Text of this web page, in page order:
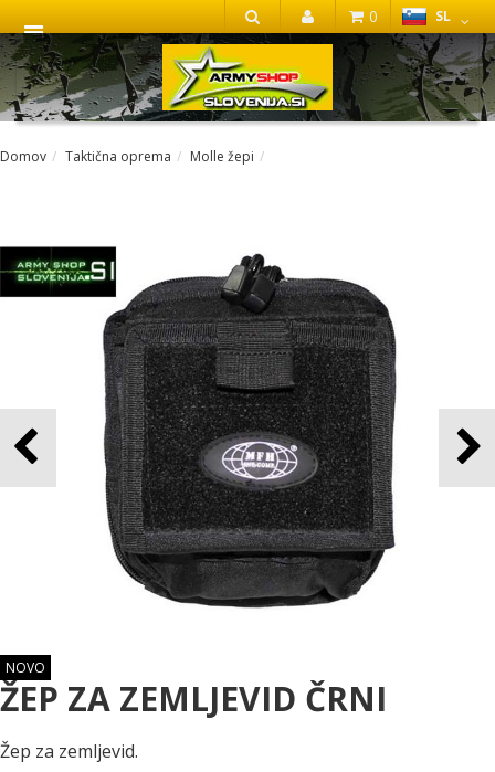
IŠČI
SL
0
Domov Taktična oprema Molle žepi
NOVO
ŽEP ZA ZEMLJEVID ČRNI
Žep za zemljevid.